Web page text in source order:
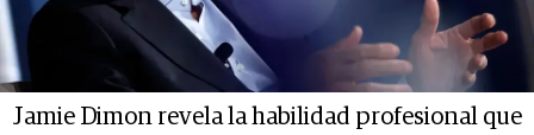
Jamie Dimon revela la habilidad profesional que